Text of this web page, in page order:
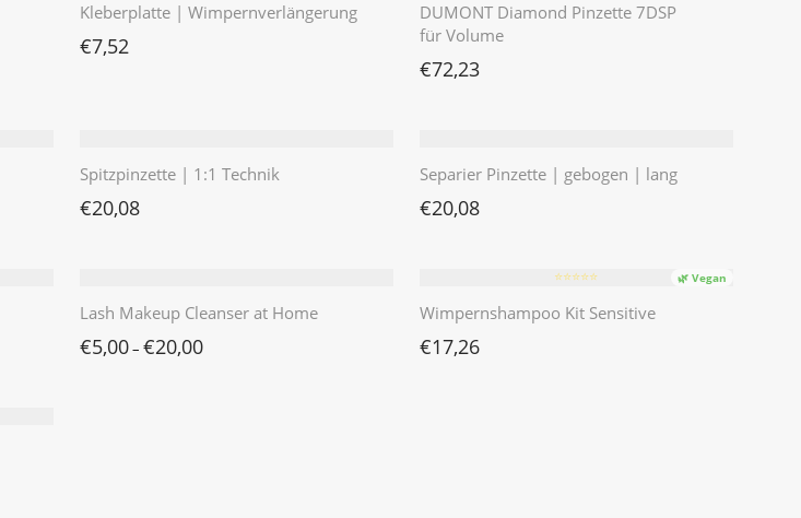
Kleberplatte | Wimpernverlängerung
€7,52
DUMONT Diamond Pinzette 7DSP
für Volume
€72,23
Spitzpinzette | 1:1 Technik
€20,08
Separier Pinzette | gebogen | lang
€20,08
Lash Makeup Cleanser at Home
€5,00– €20,00
⭐️⭐️⭐️⭐️⭐️ 🌿 Vegan
Wimpernshampoo Kit Sensitive
€17,26